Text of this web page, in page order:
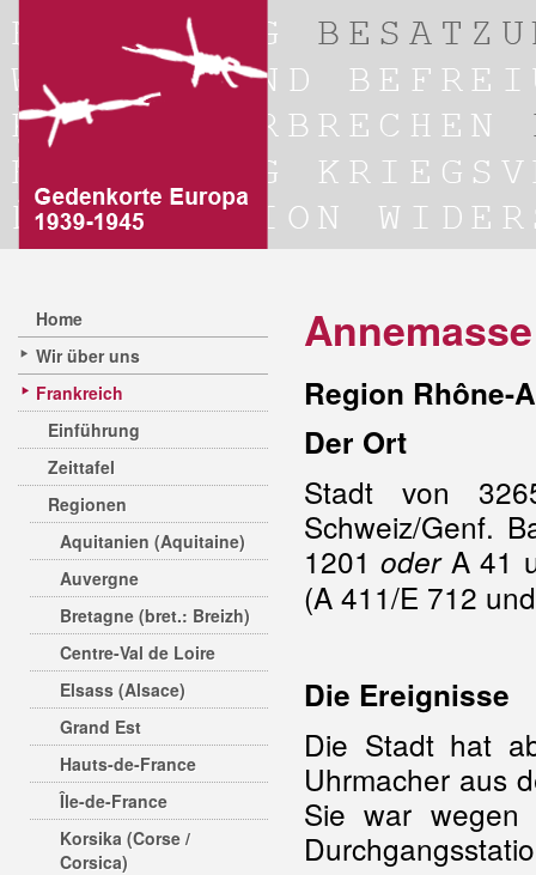
Home
Wir über uns
Frankreich
Einführung
Zeittafel
Regionen
Aquitanien (Aquitaine)
Auvergne
Bretagne (bret.: Breizh)
Centre-Val de Loire
Elsass (Alsace)
Grand Est
Hauts-de-France
Île-de-France
Korsika (Corse /
Corsica)
Annemasse
Region Rhône-
Der Ort
Stadt von
Schweiz/Genf.
1201oder A 41
(A 411/E 712
Die Ereignisse
Die Stadt hat
Uhrmacher aus
Sie war wegen